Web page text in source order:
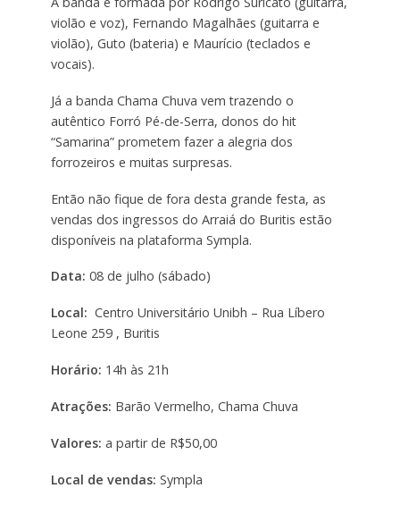
violão e voz), Fernando Magalhães (guitarra e
violão), Guto (bateria) e Maurício (teclados e
vocais).
Já a banda Chama Chuva vem trazendo o
autêntico Forró Pé-de-Serra, donos do hit
“Samarina” prometem fazer a alegria dos
forrozeiros e muitas surpresas.
Então não fique de fora desta grande festa, as
vendas dos ingressos do Arraiá do Buritis estão
disponíveis na plataforma Sympla.
Data: 08 de julho (sábado)
Local: Centro Universitário Unibh – Rua Líbero
Leone 259 , Buritis
Horário: 14h às 21h
Atrações: Barão Vermelho, Chama Chuva
Valores: a partir de R$50,00
Local de vendas: Sympla